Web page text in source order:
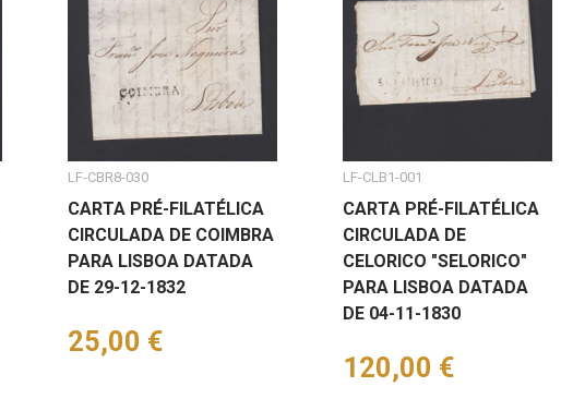
LF-CBR8-030
CARTA PRÉ-FILATÉLICA
CIRCULADA DE COIMBRA
PARA LISBOA DATADA
DE 29-12-1832
Preço
25,00 €
LF-CLB1-001
CARTA PRÉ-FILATÉLICA
CIRCULADA DE
CELORICO "SELORICO"
PARA LISBOA DATADA
DE 04-11-1830
Preço
120,00 €